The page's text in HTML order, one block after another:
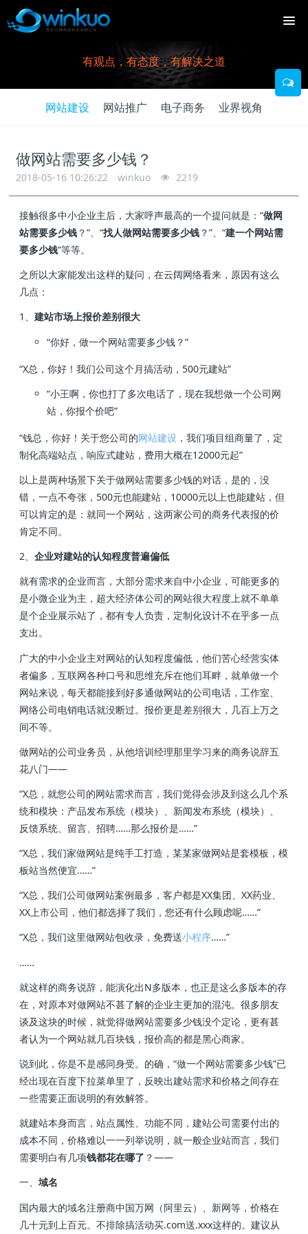
有观点，有态度，有解决之道
网站建设 网站推广 电子商务 业界视角
做网站需要多少钱？
2018-05-16 10:26:22 winkuo 2219
接触很多中小企业主后，大家呼声最高的一个提问就是：“做网
站需要多少钱 ？”、“找人做网站需要多少钱 ？”、“建一个网站需
要多少钱”等等。
之所以大家能发出这样的疑问，在云阔网络看来，原因有这么
几点：
1、建站市场上报价差别很大
“你好，做一个网站需要多少钱？”
“X总，你好！我们公司这个月搞活动，500元建站”
“小王啊，你也打了多次电话了，现在我想做一个公司网
站，你报个价吧”
“钱总，你好！关于您公司的网站建设 ，我们项目组商量了，定
制化高端站点，响应式建站，费用大概在12000元起”
以上是两种场景下关于做网站需要多少钱的对话，是的，没
错，一点不夸张，500元也能建站，10000元以上也能建站，但
可以肯定的是：就同一个网站，这两家公司的商务代表报的价
肯定不同。
2、企业对建站的认知程度普遍偏低
就有需求的企业而言，大部分需求来自中小企业，可能更多的
是小微企业为主，超大经济体公司的网站很大程度上就不单单
是个企业展示站了，都有专人负责，定制化设计不在乎多一点
支出。
广大的中小企业主对网站的认知程度偏低，他们苦心经营实体
者偏多，互联网各种口号和思维充斥在他们耳畔，就单做一个
网站来说，每天都能接到好多通做网站的公司电话，工作室、
网络公司电销电话就没断过。报价更是差别很大，几百上万之
间不等。
做网站的公司业务员，从他培训经理那里学习来的商务说辞五
花八门——
“X总，就您公司的网站需求而言，我们觉得会涉及到这么几个系
统和模块：产品发布系统（模块）、新闻发布系统（模块）、
反馈系统、留言、招聘……那么报价是……”
“X总，我们家做网站是纯手工打造，某某家做网站是套模板，模
板站当然便宜……”
“X总，我们公司做网站案例最多，客户都是XX集团、XX药业、
XX上市公司，他们都选择了我们，您还有什么顾虑呢……”
“X总，我们这里做网站包收录，免费送小程序……”
……
就这样的商务说辞，能演化出N多版本，也正是这么多版本的存
在，对原本对做网站不甚了解的企业主更加的混沌。很多朋友
谈及这块的时候，就觉得做网站需要多少钱没个定论，更有甚
者认为一个网站就几百块钱，报价高的都是黑心商家。
说到此，你是不是感同身受。的确，“做一个网站需要多少钱”已
经出现在百度下拉菜单里了，反映出建站需求和价格之间存在
一些需要正面说明的有效解答。
就建站本身而言，站点属性、功能不同，建站公司需要付出的
成本不同，价格难以一一列举说明，就一般企业站而言，我们
需要明白有几项钱都花在哪了 ？——
一、域名
国内最大的域名注册商中国万网（阿里云）、新网等，价格在
几十元到上百元。不排除搞活动买.com送.xxx这样的。建议从